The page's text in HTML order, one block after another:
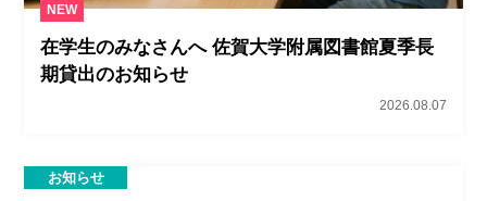
NEW
在学生のみなさんへ 佐賀大学附属図書館夏季長
期貸出のお知らせ
2026.08.07
お知らせ